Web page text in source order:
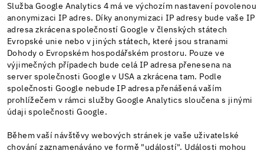
Služba Google Analytics 4 má ve výchozím nastavení povolenou
anonymizaci IP adres. Díky anonymizaci IP adresy bude vaše IP
adresa zkrácena společností Google v členských státech
Evropské unie nebo v jiných státech, které jsou stranami
Dohody o Evropském hospodářském prostoru. Pouze ve
výjimečných případech bude celá IP adresa přenesena na
server společnosti Google v USA a zkrácena tam. Podle
společnosti Google nebude IP adresa přenášená vaším
prohlížečem v rámci služby Google Analytics sloučena s jinými
údaji společnosti Google.
Během vaší návštěvy webových stránek je vaše uživatelské
chování zaznamenáváno ve formě "událostí". Události mohou